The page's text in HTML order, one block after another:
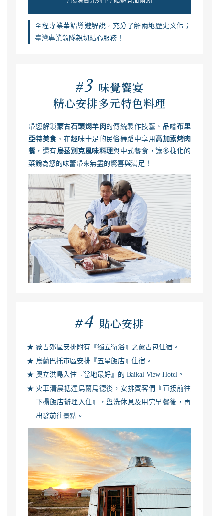
全程專業華語導遊解說，充分了解兩地歷史文化；
臺灣專業領隊親切貼心服務！
#3 味覺饗宴
精心安排多元特色料理
帶您解鎖蒙古石頭燜羊肉 的傳統製作技藝、品嚐布里
亞特美食 、在趣味十足的民俗舞蹈中享用 高加索烤肉
餐，還有烏茲別克風味料理與中式餐食，讓多樣化的
菜餚為您的味蕾帶來無盡的驚喜與滿足！
#4 貼心安排
蒙古郊區安排附有『獨立衛浴』之蒙古包住宿。
烏蘭巴托市區安排『五星飯店』住宿。
奧立洪島入住『當地最好』的 Baikal View Hotel。
火車清晨抵達烏蘭烏德後，安排賓客們『直接前往
下榻飯店辦理入住』，盥洗休息及用完早餐後，再
出發前往景點。